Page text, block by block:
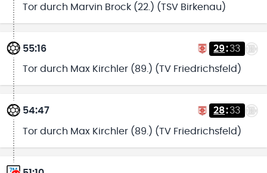
Tor durch Marvin Brock (22.) (TSV Birkenau)
55:16 29:33
Tor durch Max Kirchler (89.) (TV Friedrichsfeld)
54:47 28:33
Tor durch Max Kirchler (89.) (TV Friedrichsfeld)